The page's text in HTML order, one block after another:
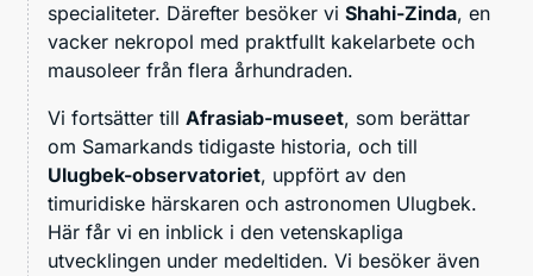
specialiteter. Därefter besöker vi Shahi-Zinda, en
vacker nekropol med praktfullt kakelarbete och
mausoleer från flera århundraden.
Vi fortsätter till Afrasiab-museet, som berättar
om Samarkands tidigaste historia, och till
Ulugbek-observatoriet, uppfört av den
timuridiske härskaren och astronomen Ulugbek.
Här får vi en inblick i den vetenskapliga
utvecklingen under medeltiden. Vi besöker även